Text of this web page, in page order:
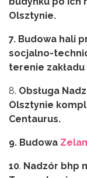
Olsztynie.
7. Budowa hali
socjalno-
terenie
8. Obsługa
Olsztynie
Centaurus.
9. Budowa
10. Nadzór bhp